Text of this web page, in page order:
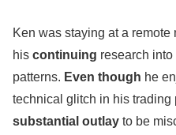
Ken was staying at a remote
his continuing research
patterns. Even though he
technical glitch in his trading
substantial outlay to be